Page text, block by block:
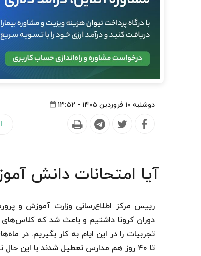
دوشنبه ۱۰ فروردین ۱۴۰۵ - ۱۳:۵۲
آیا امتحانات دانش
رییس مرکز اطلاع‌رسانی وزارت آموزش و
دوران کرونا داشتیم و باعث شد که
تجربیات را در این ایام به کار بگیریم. در
تا ۴۰ روز هم مدارس تعطیل شدند با این حال نباید اجازه دهیم که درجریان آموزش وقفه‌ای اتفاق بیفتد.